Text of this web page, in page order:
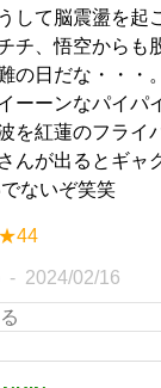
て脳震盪を起
チ、悟空からも
の日だな・・・
ーーンなパイパ
を紅蓮のフライ
んが出るとギャ
ないぞ笑笑
★44
2024/02/16